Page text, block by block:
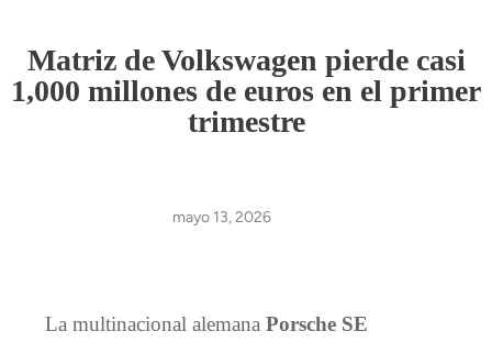
Matriz de Volkswagen pierde casi
1,000 millones de euros en el primer
trimestre
mayo 13, 2026
La multinacional alemana Porsche SE